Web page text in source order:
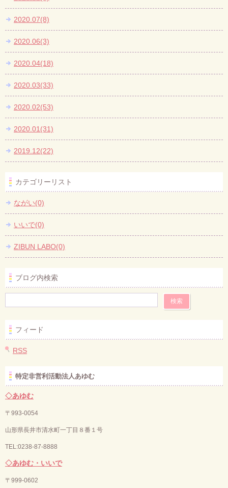
2020.07(8)
2020.06(3)
2020.04(18)
2020.03(33)
2020.02(53)
2020.01(31)
2019.12(22)
カテゴリーリスト
ながい(0)
いいで(0)
ZIBUN LABO(0)
ブログ内検索
フィード
RSS
特定非営利活動法人あゆむ
◇あゆむ
〒993-0054
山形県長井市清水町一丁目８番１号
TEL:0238-87-8888
◇あゆむ・いいで
〒 999-0602